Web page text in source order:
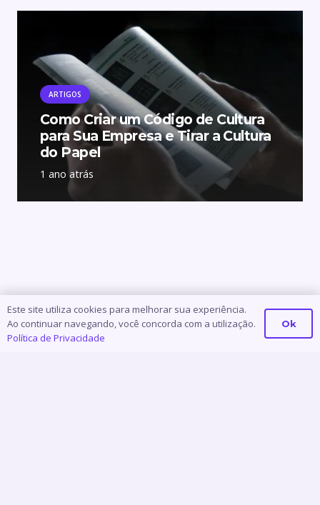
ARTIGOS
Como Criar um Código de Cultura
para Sua Empresa e Tirar a Cultura
do Papel
1 ano atrás
Este site utiliza cookies para melhorar sua experiência.
Ao continuar navegando, você concorda com a utilização.
Política de Privacidade
Ok